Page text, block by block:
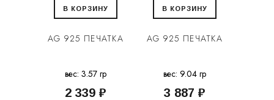
В КОРЗИНУ
AG 925 ПЕЧАТКА
вес: 3.57 гр
2 339 ₽
В КОРЗИНУ
AG 925 ПЕЧАТКА
вес: 9.04 гр
3 887 ₽